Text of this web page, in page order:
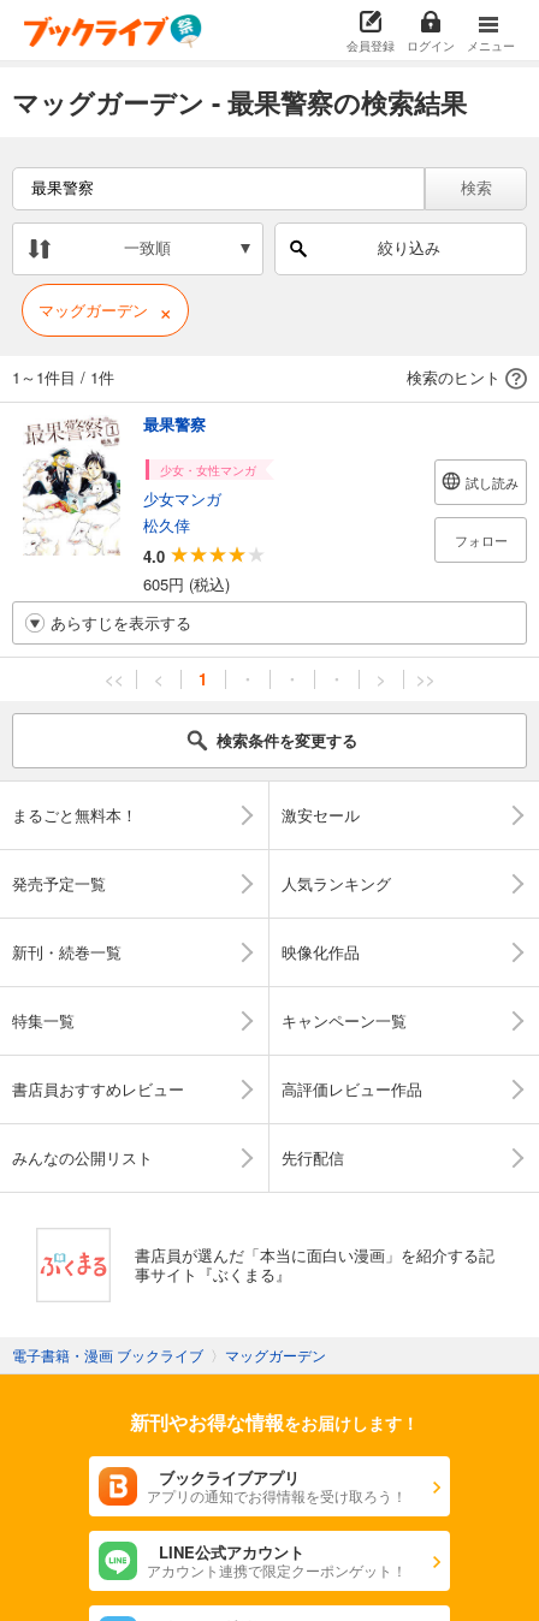
会員登録 ログイン メニュー
マッグガーデン - 最果警察の検索結果
検索
一致順 絞り込み
マッグガーデン ×
1～1件目 / 1件 検索のヒント
最果警察
少女・女性マンガ
少女マンガ
松久倖
4.0
605円 (税込)
試し読み
フォロー
あらすじを表示する
<< < 1 ・ ・ ・ > >>
検索条件を変更する
まるごと無料本！ 激安セール
発売予定一覧 人気ランキング
新刊・続巻一覧 映像化作品
特集一覧 キャンペーン一覧
書店員おすすめレビュー 高評価レビュー作品
みんなの公開リスト 先行配信
書店員が選んだ「本当に面白い漫画」を紹介する記
事サイト『ぶくまる』
電子書籍・漫画 ブックライブ 〉 マッグガーデン
新刊やお得な情報をお届けします！
ブックライブアプリ
アプリの通知でお得情報を受け取ろう！
LINE公式アカウント
アカウント連携で限定クーポンゲット！